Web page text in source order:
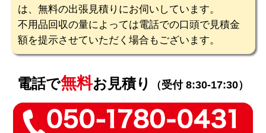
は、無料の出張見積りにお伺いしています。
不用品回収の量によっては電話での口頭で見積金
額を提示させていただく場合もございます。
電話で無料お見積り （受付 8:30-17:30）